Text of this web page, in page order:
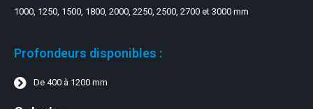
1000, 1250, 1500, 1800, 2000, 2250, 2500, 2700 et 3000 mm
Profondeurs disponibles :
De 400 à 1200 mm